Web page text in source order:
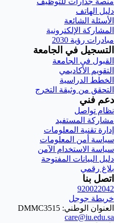
دليل الهاتف
الأسئلة الشائعة
المشاركة الإلكترونية
مبادرات رؤية 2030
التسجيل في الجامعة
القبول في الجامعة
التقويم الأكاديمي
الخطط الدراسية
التحقق من وثيقة التخرج
دعم فني
نظام تواصل
مشاركة المستفيد
إدارة تقنية المعلومات
سياسة أمن المعلومات
سياسة الاستخدام الآمن
دليل البيانات المفتوحة
بلاغ رقمي
اتصل بنا
920022042
خريطة جوجل
العنوان الوطني: DMMC3515
care@iu.edu.sa